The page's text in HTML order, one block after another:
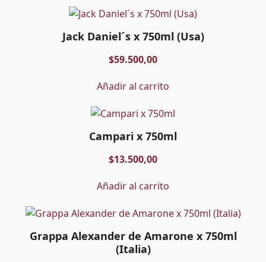
Jack Daniel´s x 750ml (Usa)
$59.500,00
Añadir al carrito
Campari x 750ml
$13.500,00
Añadir al carrito
Grappa Alexander de Amarone x 750ml
(Italia)